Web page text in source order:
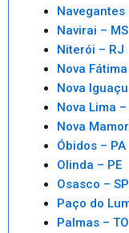
Navegantes
Navirai – MS
Niterói – RJ
Nova
Nova
Nova Lima –
Nova
Óbidos – PA
Olinda – PE
Osasco – SP
Paço do
Palmas – TO